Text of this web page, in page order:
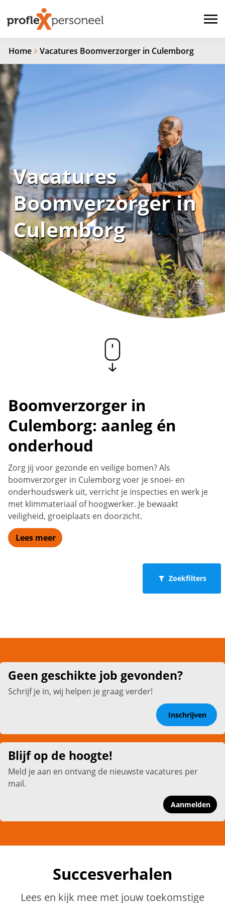
Home Vacatures Boomverzorger in Culemborg
Vacatures
Boomverzorger in
Culemborg
Boomverzorger in
Culemborg: aanleg én
onderhoud
Zorg jij voor gezonde en veilige bomen? Als
boomverzorger in Culemborg voer je snoei- en
onderhoudswerk uit, verricht je inspecties en werk je
met klimmateriaal of hoogwerker. Je bewaakt
veiligheid, groeiplaats en doorzicht.
Lees meer
Zoekfilters
Geen geschikte job gevonden?
Schrijf je in, wij helpen je graag verder!
Inschrijven
Blijf op de hoogte!
Meld je aan en ontvang de nieuwste vacatures per
mail.
Aanmelden
Succesverhalen
Lees en kijk mee met jouw toekomstige